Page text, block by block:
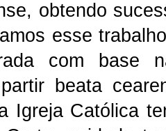
obtendo
esse
com base
beata
Igreja Católica